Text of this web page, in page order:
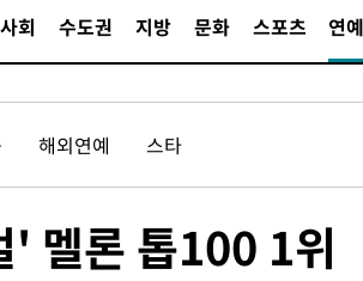
사회 수도권 지방 문화 스포츠 연예
해외연예 스타
멜론 톱100 1위